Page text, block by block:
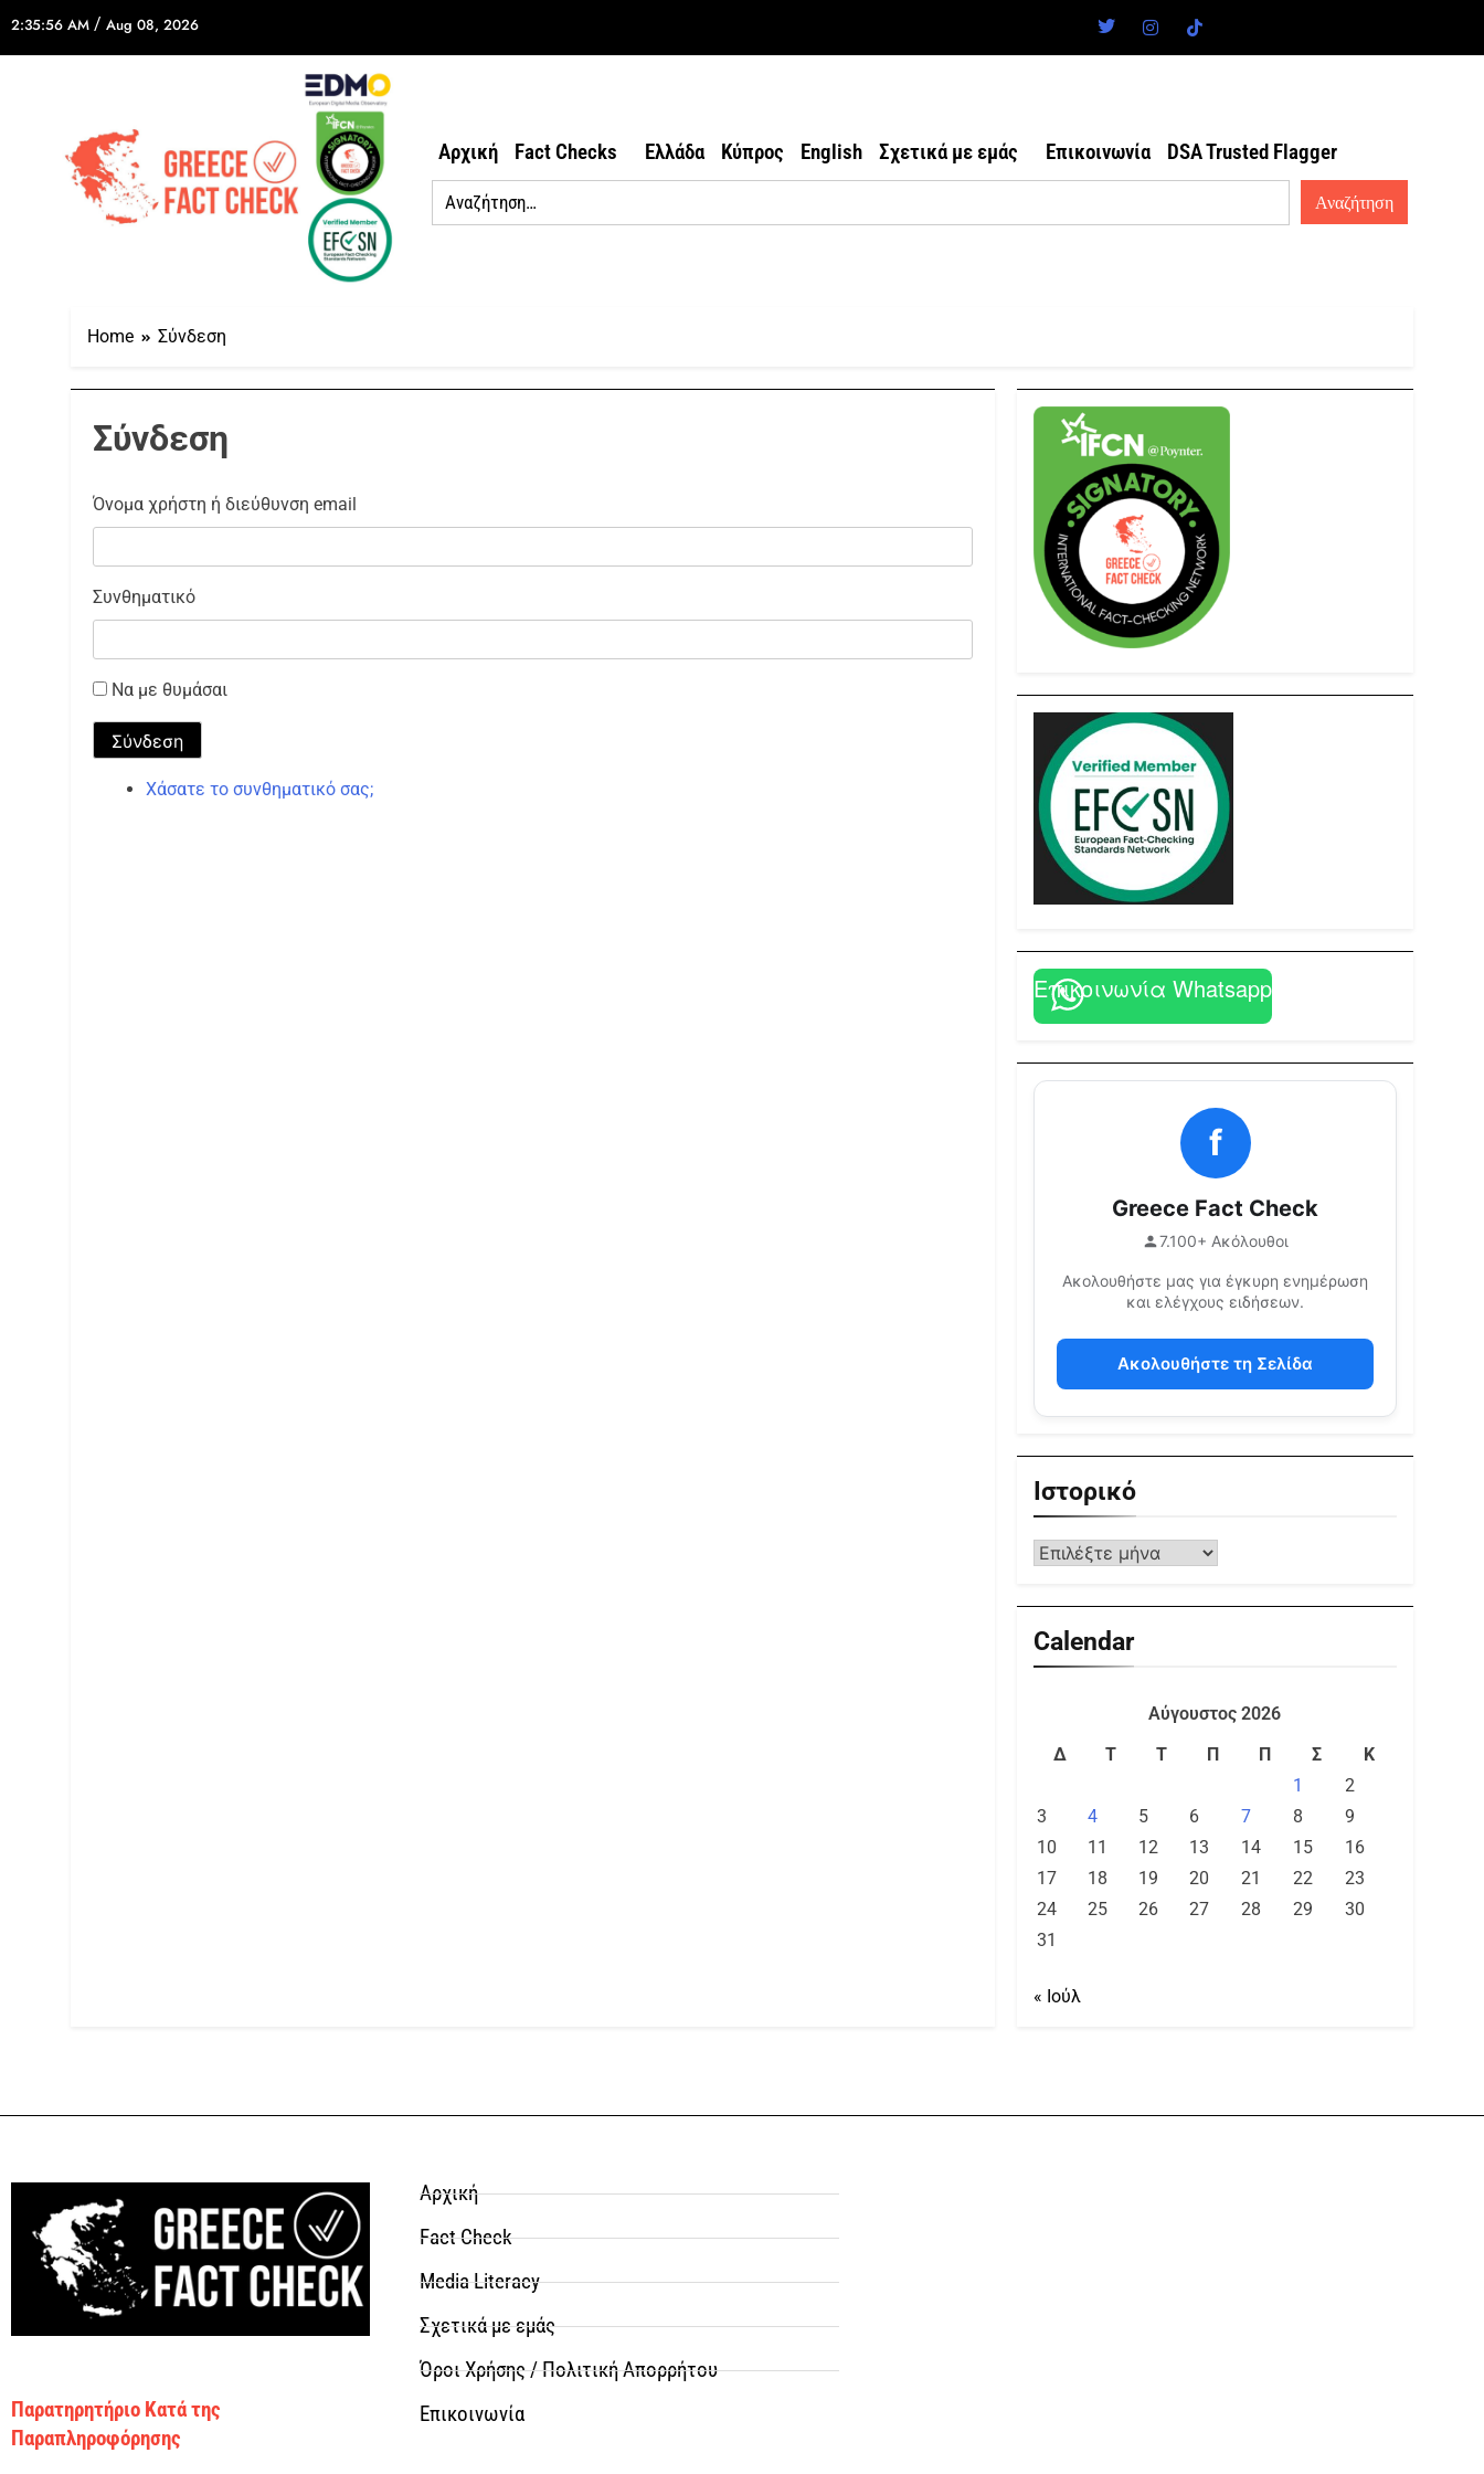
2:35:56 AM / Aug 08, 2026
Αρχική Fact Checks Ελλάδα Κύπρος English Σχετικά με εμάς Επικοινωνία DSA Trusted Flagger
Home Σύνδεση
Σύνδεση
Όνομα χρήστη ή διεύθυνση email
Συνθηματικό
Να με θυμάσαι
Σύνδεση
Χάσατε το συνθηματικό σας;
Επικοινωνία Whatsapp
f
Greece Fact Check
7.100+ Ακόλουθοι
Ακολουθήστε μας για έγκυρη ενημέρωση
και ελέγχους ειδήσεων.
Ακολουθήστε τη Σελίδα
Ιστορικό
Calendar
Αύγουστος 2026
Δ
Τ Τ Π Π Σ
Κ
1
2
3
4 5 6 7 8
9
10
11 12 13 14 15
16
17
18 19 20 21 22
23
24
25 26 27 28 29
30
31
« Ιούλ
Παρατηρητήριο Κατά της
Παραπληροφόρησης
Αρχική
Fact Check
Media Literacy
Σχετικά με εμάς
Όροι Χρήσης / Πολιτική Απορρήτου
Επικοινωνία